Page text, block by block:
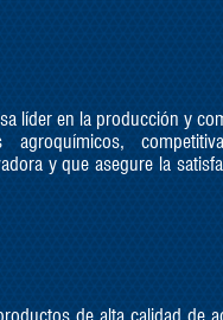
líder en la producción y
agroquímicos,
y que asegure la
de alta calidad de